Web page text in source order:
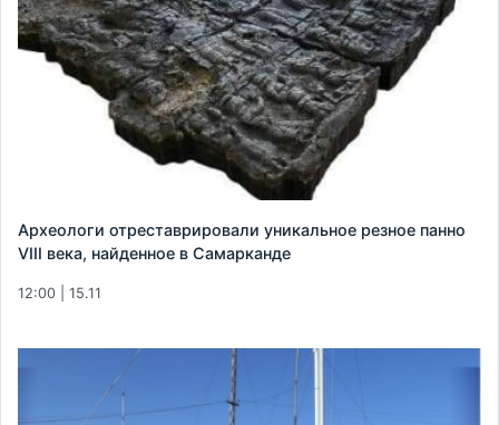
Археологи отреставрировали уникальное резное панно
VIII века, найденное в Самарканде
12:00 | 15.11